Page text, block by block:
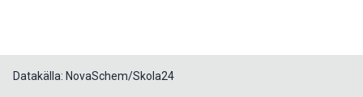
Datakälla: NovaSchem/Skola24